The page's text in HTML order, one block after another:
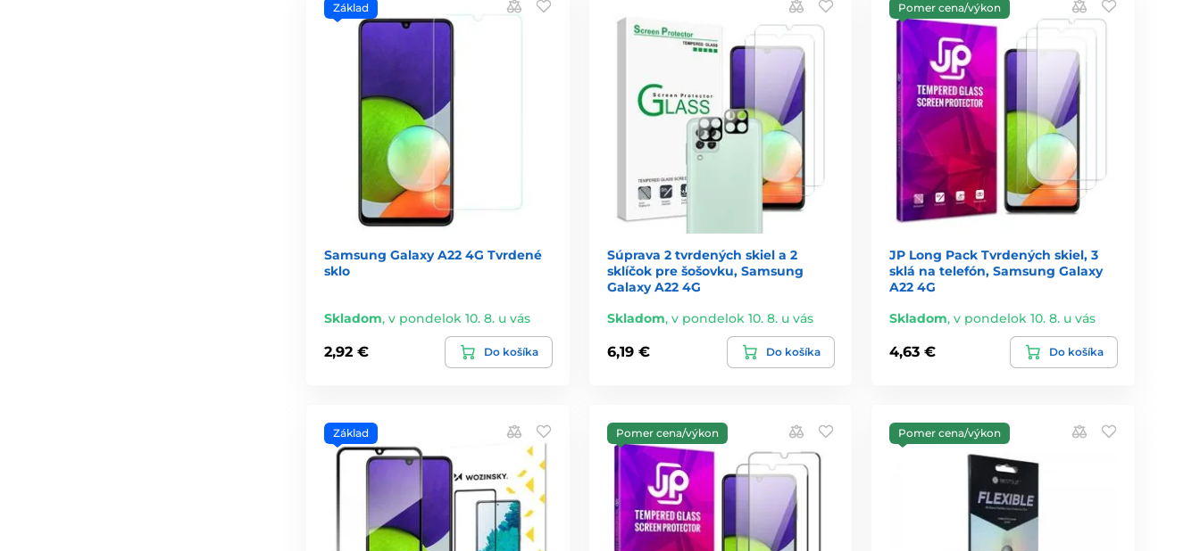
Základ
Samsung Galaxy A22 4G Tvrdené
sklo
Skladom, v pondelok 10. 8. u vás
2,92 € Do košíka
Súprava 2 tvrdených skiel a 2
sklíčok pre šošovku, Samsung
Galaxy A22 4G
Skladom, v pondelok 10. 8. u vás
6,19 € Do košíka
Pomer cena/výkon
JP Long Pack Tvrdených skiel, 3
sklá na telefón, Samsung Galaxy
A22 4G
Skladom,v pondelok 10. 8. u vás
4,63 € Do košíka
Základ Pomer cena/výkon Pomer cena/výkon